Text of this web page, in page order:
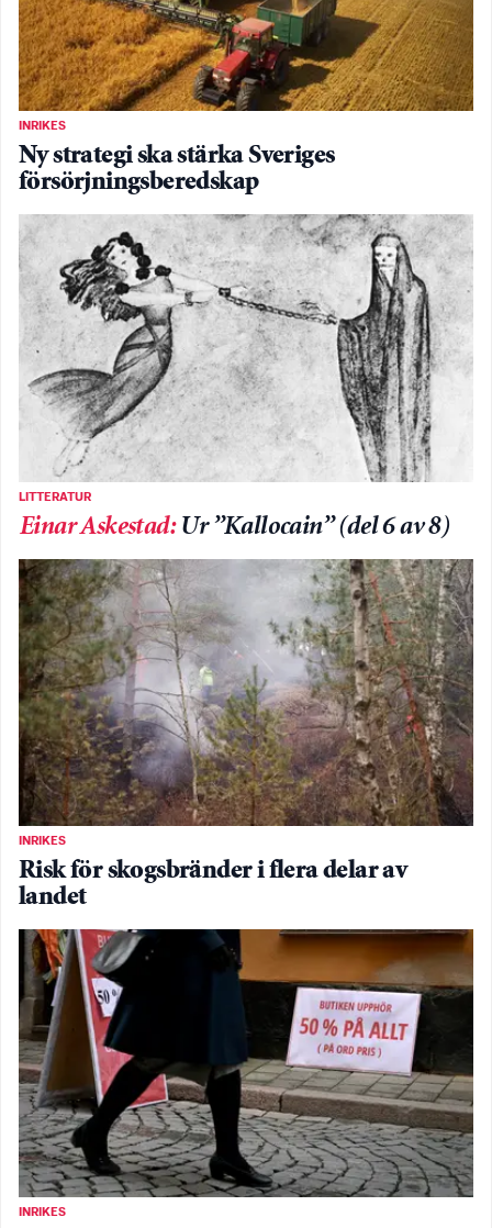
INRIKES
Ny strategi ska stärka Sveriges
försörjningsberedskap
LITTERATUR
Einar Askestad: Ur ”Kallocain” (del 6 av 8)
INRIKES
Risk för skogsbränder i flera delar av
landet
INRIKES